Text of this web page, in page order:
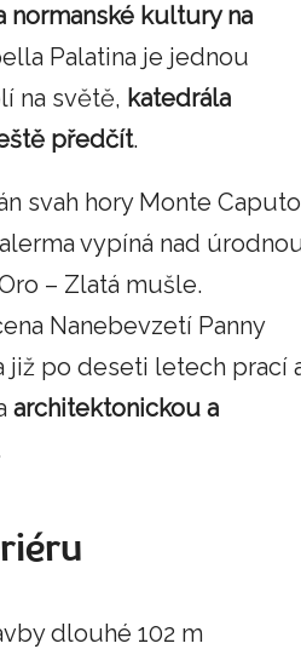
normanské kultury na
Palatina je jednou
na světě, katedrála
předčít.
svah hory Monte
vypíná nad
– Zlatá mušle.
Nanebevzetí Panny
již po deseti letech prací
architektonickou a
dlouhé 102 m